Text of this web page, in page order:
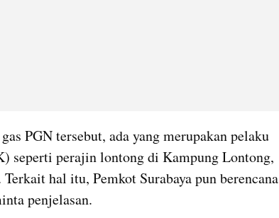
PGN tersebut, ada yang merupakan pelaku
seperti perajin lontong di Kampung Lontong,
Terkait hal itu, Pemkot Surabaya pun berencana
penjelasan.